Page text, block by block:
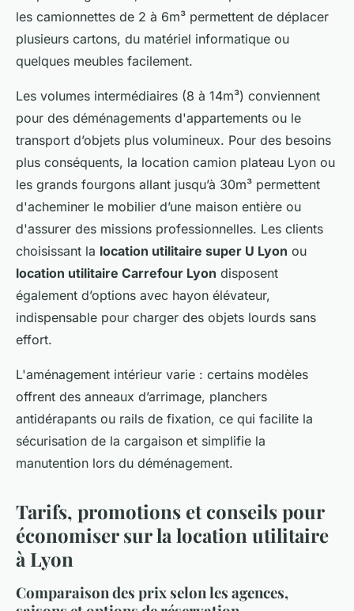
les camionnettes de 2 à 6m³ permettent de déplacer
plusieurs cartons, du matériel informatique ou
quelques meubles facilement.
Les volumes intermédiaires (8 à 14m³) conviennent
pour des déménagements d'appartements ou le
transport d’objets plus volumineux. Pour des besoins
plus conséquents, la location camion plateau Lyon ou
les grands fourgons allant jusqu’à 30m³ permettent
d'acheminer le mobilier d’une maison entière ou
d'assurer des missions professionnelles. Les clients
choisissant la location utilitaire super U Lyon ou
location utilitaire Carrefour Lyon disposent
également d’options avec hayon élévateur,
indispensable pour charger des objets lourds sans
effort.
L'aménagement intérieur varie : certains modèles
offrent des anneaux d’arrimage, planchers
antidérapants ou rails de fixation, ce qui facilite la
sécurisation de la cargaison et simplifie la
manutention lors du déménagement.
Tarifs, promotions et conseils pour
économiser sur la location utilitaire
à Lyon
Comparaison des prix selon les agences,